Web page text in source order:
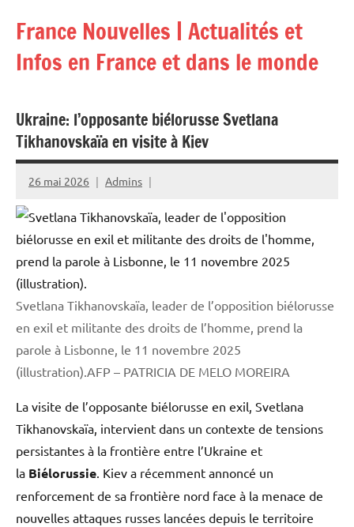
contenu
France Nouvelles | Actualités et
Infos en France et dans le monde
Ukraine: l’opposante biélorusse Svetlana
Tikhanovskaïa en visite à Kiev
26 mai 2026 Admins
Svetlana Tikhanovskaïa, leader de l’opposition biélorusse
en exil et militante des droits de l’homme, prend la
parole à Lisbonne, le 11 novembre 2025
(illustration).AFP – PATRICIA DE MELO MOREIRA
La visite de l’opposante biélorusse en exil, Svetlana
Tikhanovskaïa, intervient dans un contexte de tensions
persistantes à la frontière entre l’Ukraine et
la Biélorussie. Kiev a récemment annoncé un
renforcement de sa frontière nord face à la menace de
nouvelles attaques russes lancées depuis le territoire